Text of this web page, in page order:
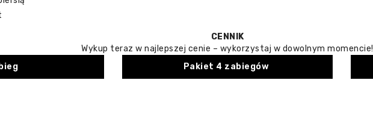
CENNIK
Wykup teraz w najlepszej cenie – wykorzystaj w dowolnym momencie!
Pakiet 4 zabiegów